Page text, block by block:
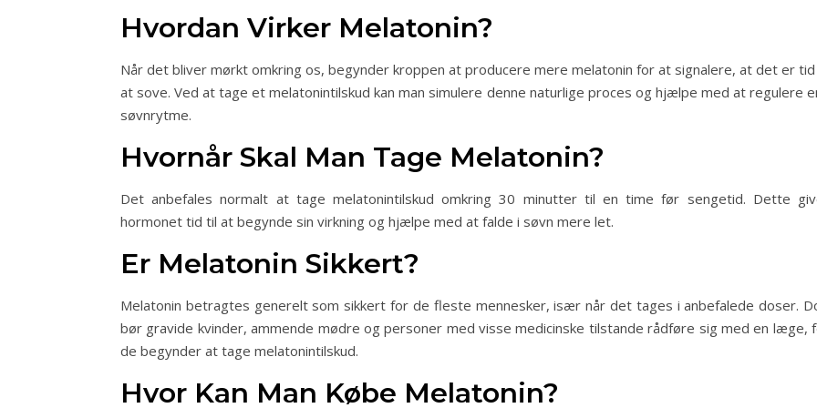
Hvordan Virker Melatonin?
Når det bliver mørkt omkring os, begynder kroppen at producere mere melatonin for at signalere, at det er
at sove. Ved at tage et melatonintilskud kan man simulere denne naturlige proces og hjælpe med at regulere
søvnrytme.
Hvornår Skal Man Tage Melatonin?
Det anbefales normalt at tage melatonintilskud omkring 30 minutter til en time før sengetid. Dette
hormonet tid til at begynde sin virkning og hjælpe med at falde i søvn mere let.
Er Melatonin Sikkert?
Melatonin betragtes generelt som sikkert for de fleste mennesker, især når det tages i anbefalede doser.
bør gravide kvinder, ammende mødre og personer med visse medicinske tilstande rådføre sig med en læge,
de begynder at tage melatonintilskud.
Hvor Kan Man Købe Melatonin?